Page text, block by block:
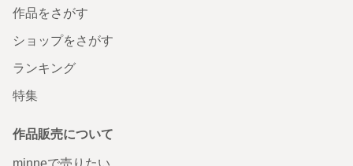
作品をさがす
ショップをさがす
ランキング
特集
作品販売について
minneで売りたい